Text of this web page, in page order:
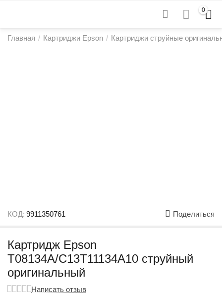
0
Главная / Картриджи Epson / Картриджи струйные
КОД: 9911350761 Поделиться
Картридж Epson
T08134A/C13T11134A10 струйный
оригинальный
Написать отзыв